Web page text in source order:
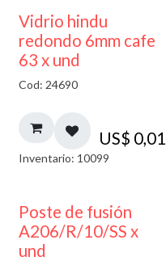
40% DESCUENTO
Vidrio hindu
redondo 6mm cafe
63 x und
Cod: 24690
US$ 0,01
Inventario: 10099
Poste de fusión
A206/R/10/SS x
und